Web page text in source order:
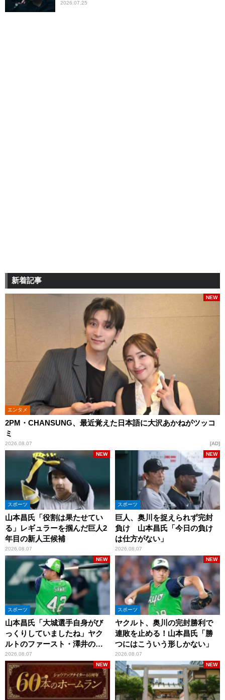
2026.07.25
新着記事
エンタメ
2PM・CHANSUNG、最近覚えた日本語に大沢あかねがツッコ
ミ
2026.08.07
NEW
AD
スポーツ
山本昌氏「役割は果たせてい
る」レギュラーを掴んだ巨人2
年目の新人王候補
2026.08.07
NEW
スポーツ
巨人、奥川を捉えられず完封
負け 山本昌氏「今日の負け
は仕方がない」
2026.08.07
NEW
スポーツ
山本昌氏「大城選手自身がび
っくりしていましたね」ヤク
ルトのファースト・澤井の判
断を評価
2026.08.07
NEW
スポーツ
ヤクルト、奥川の完封勝利で
連敗を止める！山本昌氏「勝
つにはこういう形しかない」
2026.08.07
NEW
NEW NEW